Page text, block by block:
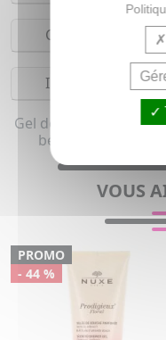
Composition
Indications
Gel douche pour
bébé et maman
VOUS
PROMO
- 44 %